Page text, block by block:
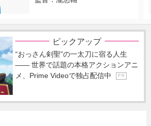
ピックアップ
“おっさん剣聖”の一太刀に宿る人生
―― 世界で話題の本格アクションアニ
メ、Prime Videoで独占配信中
P R